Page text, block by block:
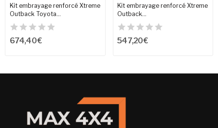
Kit embrayage renforcé Xtreme
Outback Toyota...
674,40 €
Kit embrayage renforcé Xtreme
Outback...
547,20 €